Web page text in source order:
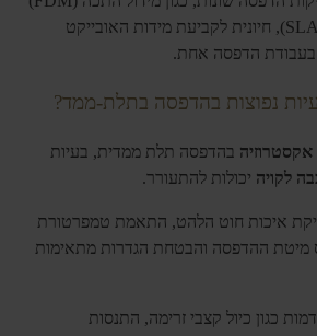
או סטריאוליתוגרפיה (SLA), חיונית לקביעת מידות האובייקט
בעבודת הדפסה אחת.
נפוצות בהדפסה בתלת-ממד?
אקסטרוזיה בהדפסה תלת ממדית, בעיות
לקויה יכולות להתעורר.
איכות חוט הלהט, התאמת טמפרטורת
מיטת ההדפסה והבטחת הגדרות מתאימות
כגון כיול קצבי זרימה, התנסות